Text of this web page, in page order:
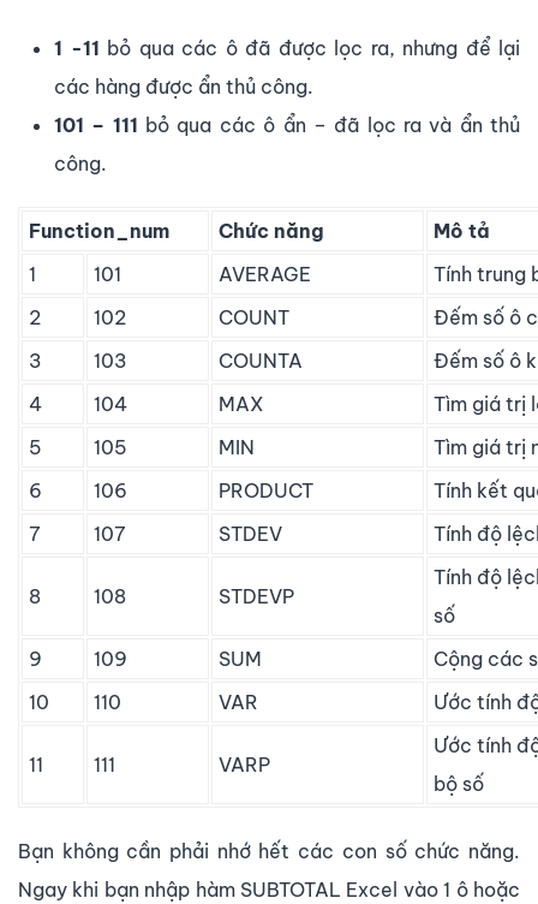
1 -11 bỏ qua các ô đã được lọc ra, nhưng để lại
các hàng được ẩn thủ công.
101 – 111 bỏ qua các ô ẩn – đã lọc ra và ẩn thủ
công.
Function_num Chức năng
Mô tả
1
101 AVERAGE
Tính trung
2
102 COUNT
Đếm số ô
3
103 COUNTA
Đếm số ô
4
104 MAX
Tìm giá trị
5
105 MIN
Tìm giá trị
6
106 PRODUCT
Tính kết
7
107 STDEV Tính độ
8 108 STDEVP
Tính độ
số
9
109 SUM
Cộng các
10
110 VAR Ước tính
11 111 VARP
Ước tính
bộ số
Bạn không cần phải nhớ hết các con số chức năng.
Ngay khi bạn nhập hàm SUBTOTAL Excel vào 1 ô hoặc